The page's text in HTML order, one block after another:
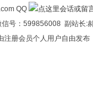
QQ
信号：599856008 副站长:
注册会员个人用户自由发